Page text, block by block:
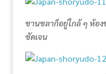
ชานชลาก็อยู่ใกล้ ๆ ห้อง
ชัดเจน